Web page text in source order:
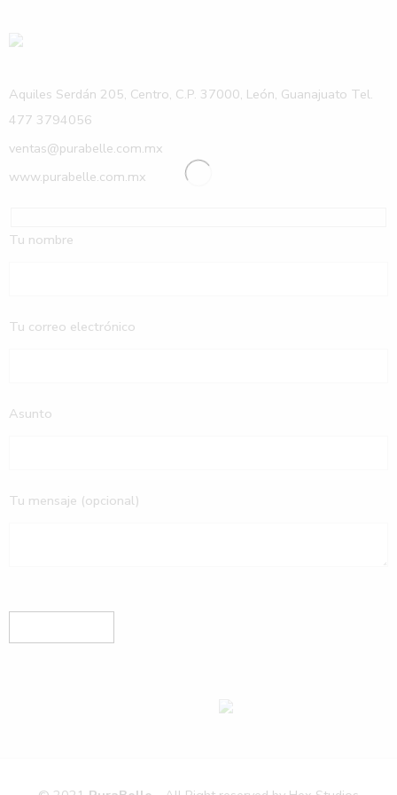
Aquiles Serdán 205, Centro, C.P. 37000, León, Guanajuato Tel.
477 3794056
ventas@purabelle.com.mx
www.purabelle.com.mx
Tu nombre
Tu correo electrónico
Asunto
Tu mensaje (opcional)